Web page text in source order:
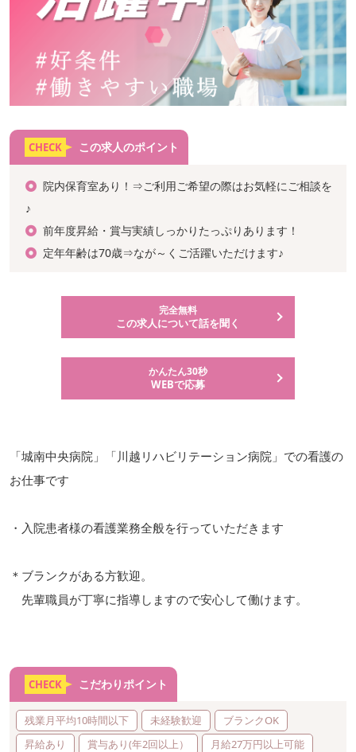
CHECK この求人のポイント
院内保育室あり！⇒ご利用ご希望の際はお気軽にご相談を
♪
前年度昇給・賞与実績しっかりたっぷりあります！
定年年齢は70歳⇒なが～くご活躍いただけます♪
完全無料
この求人について話を聞く
かんたん30秒
WEBで応募
「城南中央病院」「川越リハビリテーション病院」での看護の
お仕事です
・入院患者様の看護業務全般を行っていただきます
＊ブランクがある方歓迎。
先輩職員が丁寧に指導しますので安心して働けます。
CHECK こだわりポイント
残業月平均10時間以下 未経験歓迎
ブランクOK
昇給あり
賞与あり(年2回以上）
月給27万円以上可能